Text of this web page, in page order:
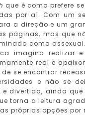
que é como prefere
por aí. Com um
a direção e um
páginas, mas que
como
imagina realizar
real e
se encontrar
e não se
e divertida, ainda
torna a leitura
próprias opções por